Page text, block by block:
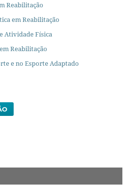
Reabilitação
em Reabilitação
Atividade Física
Reabilitação
e no Esporte Adaptado